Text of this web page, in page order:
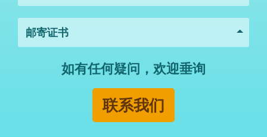
邮寄证书
如有任何疑问，欢迎垂询
联系我们